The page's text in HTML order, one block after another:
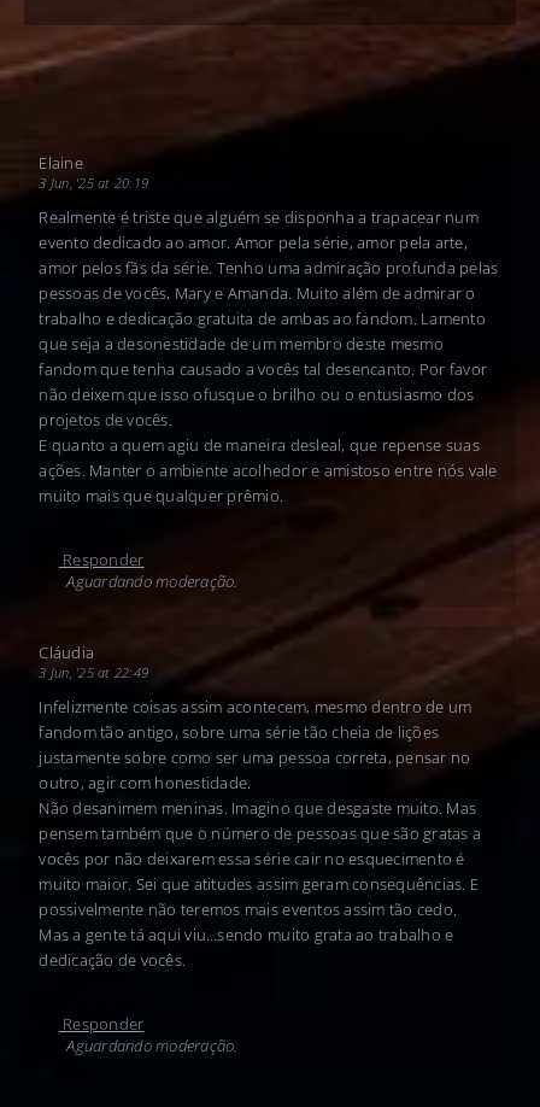
Elaine
3 Jun, '25 at 20:19
Realmente é triste que alguém se disponha a trapacear num
evento dedicado ao amor. Amor pela série, amor pela arte,
amor pelos fãs da série. Tenho uma admiração profunda pelas
pessoas de vocês, Mary e Amanda. Muito além de admirar o
trabalho e dedicação gratuita de ambas ao fandom. Lamento
que seja a desonestidade de um membro deste mesmo
fandom que tenha causado a vocês tal desencanto. Por favor
não deixem que isso ofusque o brilho ou o entusiasmo dos
projetos de vocês.
E quanto a quem agiu de maneira desleal, que repense suas
ações. Manter o ambiente acolhedor e amistoso entre nós vale
muito mais que qualquer prêmio.
Responder
Aguardando moderação.
Cláudia
3 Jun, '25 at 22:49
Infelizmente coisas assim acontecem, mesmo dentro de um
fandom tão antigo, sobre uma série tão cheia de lições
justamente sobre como ser uma pessoa correta, pensar no
outro, agir com honestidade.
Não desanimem meninas. Imagino que desgaste muito. Mas
pensem também que o número de pessoas que são gratas a
vocês por não deixarem essa série cair no esquecimento é
muito maior. Sei que atitudes assim geram consequências. E
possivelmente não teremos mais eventos assim tão cedo.
Mas a gente tá aqui viu…sendo muito grata ao trabalho e
dedicação de vocês.
Responder
Aguardando moderação.